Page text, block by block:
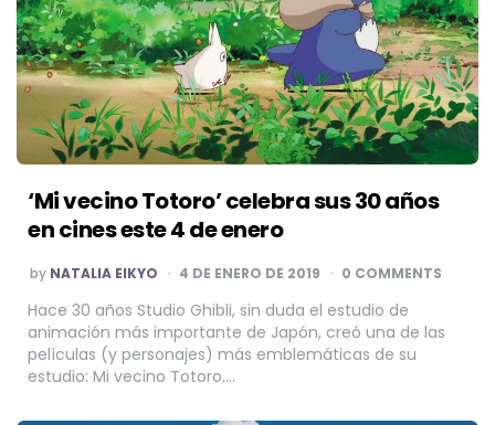
‘Mi vecino Totoro’ celebra sus 30 años
en cines este 4 de enero
POSTED
BY
by NATALIA EIKYO 4 DE ENERO DE 2019 0 COMMENTS
Hace 30 años Studio Ghibli, sin duda el estudio de
animación más importante de Japón, creó una de las
películas (y personajes) más emblemáticas de su
estudio: Mi vecino Totoro….